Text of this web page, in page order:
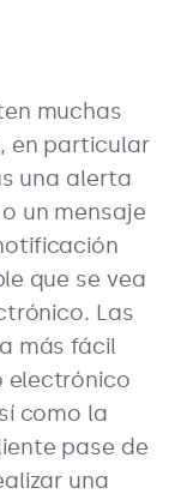
muchas
en particular
una alerta
un mensaje
que se vea
Las
más fácil
electrónico
como la
pase de
una